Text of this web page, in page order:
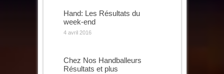
Hand: Les Résultats du
week-end
4 avril 2016
Chez Nos Handballeurs
Résultats et plus